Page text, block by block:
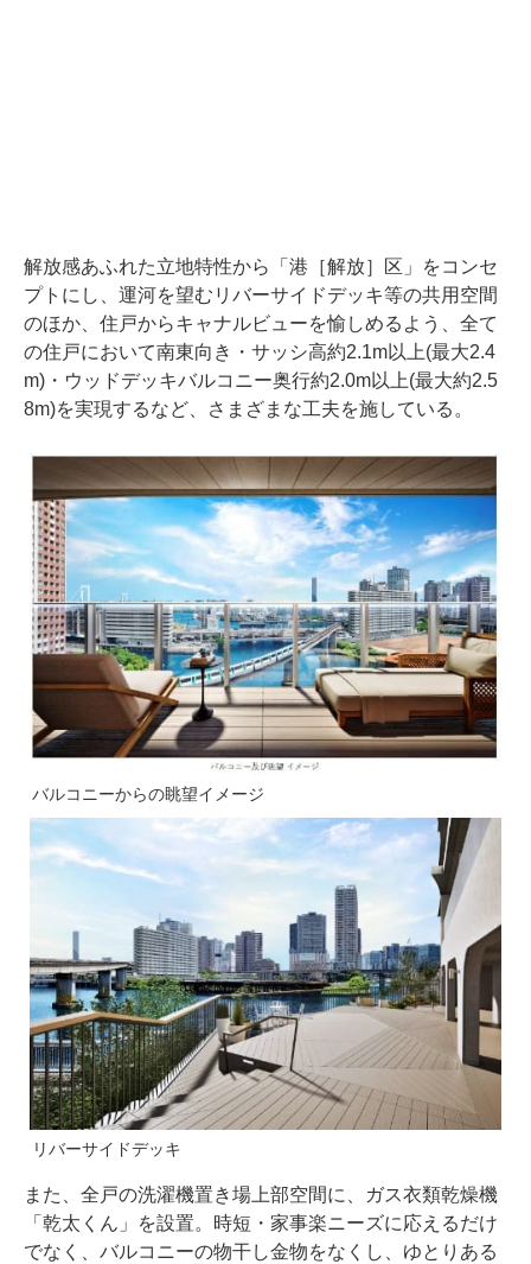
解放感あふれた立地特性から「港［解放］区」をコンセ
プトにし、運河を望むリバーサイドデッキ等の共用空間
のほか、住戸からキャナルビューを愉しめるよう、全て
の住戸において南東向き・サッシ高約2.1m以上(最大2.4
m)・ウッドデッキバルコニー奥行約2.0m以上(最大約2.5
8m)を実現するなど、さまざまな工夫を施している。
バルコニーからの眺望イメージ
リバーサイドデッキ
また、全戸の洗濯機置き場上部空間に、ガス衣類乾燥機
「乾太くん」を設置。時短・家事楽ニーズに応えるだけ
でなく、バルコニーの物干し金物をなくし、ゆとりある